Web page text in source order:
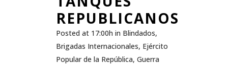
REPUBLICANOS
Posted at 17:00h in Blindados,
Brigadas Internacionales, Ejército
Popular de la República, Guerra